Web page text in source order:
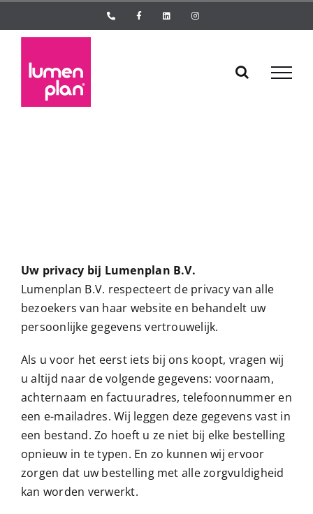
naar
Phone FacebookLinkedInInstagram
Uw privacy bij Lumenplan B.V.
Lumenplan B.V. respecteert de privacy van alle
bezoekers van haar website en behandelt uw
persoonlijke gegevens vertrouwelijk.
Als u voor het eerst iets bij ons koopt, vragen wij
u altijd naar de volgende gegevens: voornaam,
achternaam en factuuradres, telefoonnummer en
een e-mailadres. Wij leggen deze gegevens vast in
een bestand. Zo hoeft u ze niet bij elke bestelling
opnieuw in te typen. En zo kunnen wij ervoor
zorgen dat uw bestelling met alle zorgvuldigheid
kan worden verwerkt.